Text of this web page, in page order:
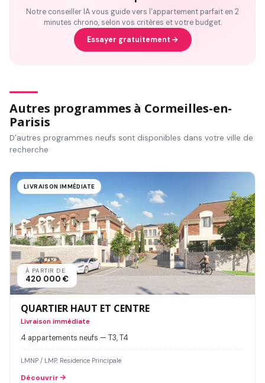
Notre conseiller IA vous guide vers l'appartement parfait en 2
minutes chrono, selon vos critères et votre budget.
Essayer gratuitement
Autres programmes à Cormeilles-en-
Parisis
D'autres programmes neufs sont disponibles dans votre ville de
recherche
LIVRAISON IMMÉDIATE
À PARTIR DE
420 000 €
QUARTIER HAUT ET CENTRE
Livraison immédiate
4 appartements neufs — T3, T4
LMNP / LMP, Residence Principale
Découvrir